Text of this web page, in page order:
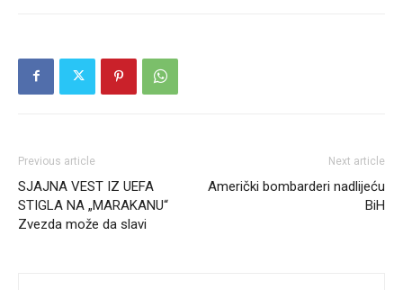
Previous article
SJAJNA VEST IZ UEFA
STIGLA NA „MARAKANU“
Zvezda može da slavi
Next article
Američki bombarderi nadlijeću
BiH